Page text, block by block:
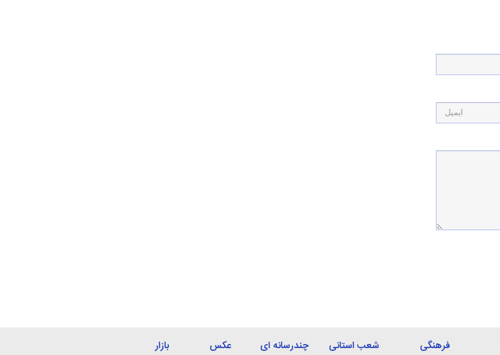
فرهنگی شعب استانی چندرسانه ای عکس بازار